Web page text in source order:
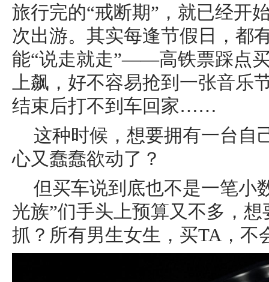
旅行完的“戒断期”，就已经开
次出游。其实每逢节假日，都
能“说走就走”——高铁票踩点
上飙，好不容易抢到一张音乐
结束后打不到车回家……
这种时候，想要拥有一台自
心又蠢蠢欲动了？
但买车说到底也不是一笔小
光族”们手头上预算又不多，
抓？所有男生女生，买TA，不